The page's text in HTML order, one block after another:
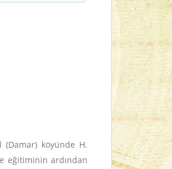
(Damar) köyünde H.
eğitiminin ardından